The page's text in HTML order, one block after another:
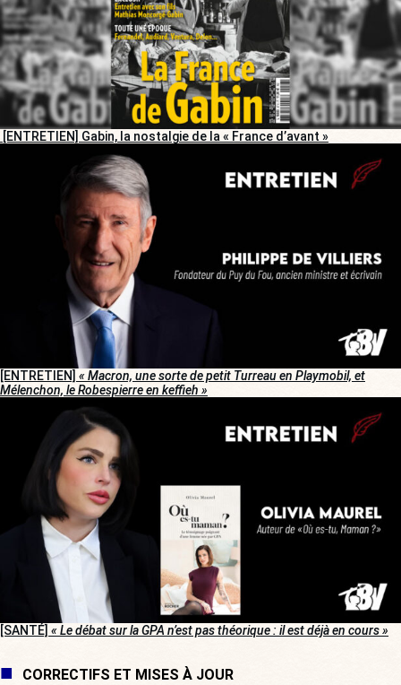
[ENTRETIEN] Gabin, la nostalgie de la « France d’avant »
[ENTRETIEN] « Macron, une sorte de petit Turreau en Playmobil, et
Mélenchon, le Robespierre en keffieh »
[SANTÉ] « Le débat sur la GPA n’est pas théorique : il est déjà en cours »
CORRECTIFS ET MISES À JOUR